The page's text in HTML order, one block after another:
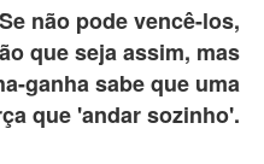
não pode vencê-los,
que seja assim, mas
ganha sabe que uma
que 'andar sozinho'.